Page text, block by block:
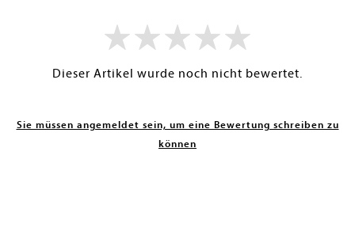
Dieser Artikel wurde noch nicht bewertet.
Sie müssen angemeldet sein, um eine Bewertung schreiben zu
können